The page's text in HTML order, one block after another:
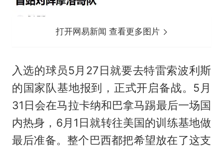
打开网易新闻 查看更多图片
入选的球员5月27日就要去特雷索波利斯
的国家队基地报到，正式开启备战。5月
31日会在马拉卡纳和巴拿马踢最后一场国
内热身，6月1日就转往美国的训练基地做
最后准备。整个巴西都把希望放在了这支